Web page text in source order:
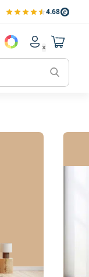
4.68
Bekijk de verfplaza
Account
Mijn
Mijn
Mijn
Naar